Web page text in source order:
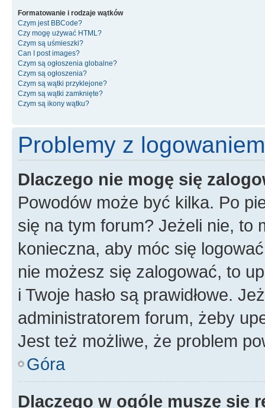
Formatowanie i rodzaje wątków
Czym jest BBCode?
Czy mogę używać HTML?
Czym są uśmieszki?
Can I post images?
Czym są ogłoszenia globalne?
Czym są ogłoszenia?
Czym są wątki przyklejone?
Czym są wątki zamknięte?
Czym są ikony wątku?
Problemy z
Dlaczego nie mogę się
Powodów może być kilka. Po
się na tym forum? Jeżeli nie, to
konieczna, aby móc się
nie możesz się zalogować, to
i Twoje hasło są prawidłowe.
administratorem forum, żeby
Jest też możliwe, że problem
Góra
Dlaczego w ogóle muszę się